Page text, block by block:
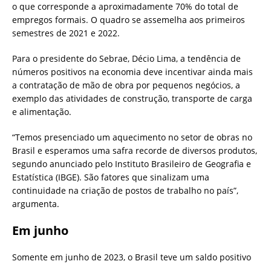
o que corresponde a aproximadamente 70% do total de
empregos formais. O quadro se assemelha aos primeiros
semestres de 2021 e 2022.
Para o presidente do Sebrae, Décio Lima, a tendência de
números positivos na economia deve incentivar ainda mais
a contratação de mão de obra por pequenos negócios, a
exemplo das atividades de construção, transporte de carga
e alimentação.
“Temos presenciado um aquecimento no setor de obras no
Brasil e esperamos uma safra recorde de diversos produtos,
segundo anunciado pelo Instituto Brasileiro de Geografia e
Estatística (IBGE). São fatores que sinalizam uma
continuidade na criação de postos de trabalho no país”,
argumenta.
Em junho
Somente em junho de 2023, o Brasil teve um saldo positivo